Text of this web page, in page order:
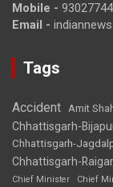
Mobile -
Email -
Tags
Accident Amit
Chhattisgarh-
Chhattisgarh-
Chhattisgarh-
Chief Minister
Chief